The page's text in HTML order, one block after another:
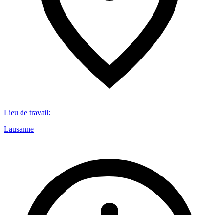
Lieu de travail:
Lausanne